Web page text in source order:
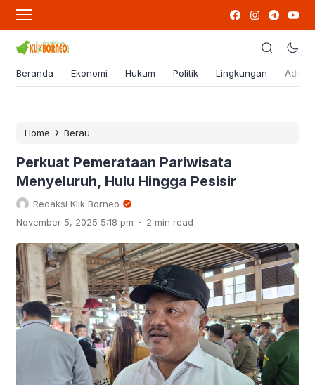
Beranda Ekonomi Hukum Politik Lingkungan
Home › Berau
Perkuat Pemerataan Pariwisata
Menyeluruh, Hulu Hingga Pesisir
Redaksi Klik Borneo
November 5, 2025 5:18 pm . 2 min read